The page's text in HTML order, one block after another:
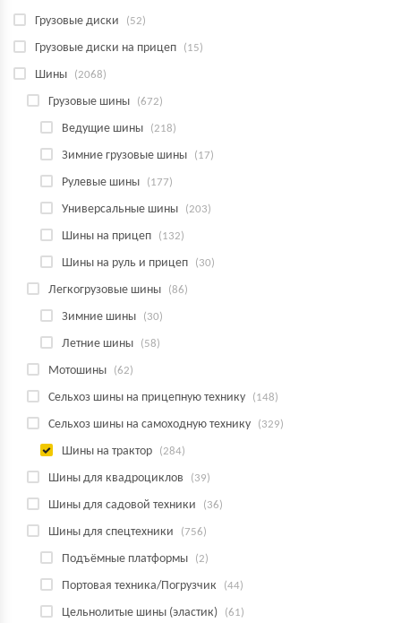
Грузовые диски (52)
Грузовые диски на прицеп (15)
Шины (2068)
Грузовые шины (672)
Ведущие шины (218)
Зимние грузовые шины (17)
Рулевые шины (177)
Универсальные шины (203)
Шины на прицеп (132)
Шины на руль и прицеп (30)
Легкогрузовые шины (86)
Зимние шины (30)
Летние шины (58)
Мотошины (62)
Сельхоз шины на прицепную технику (148)
Сельхоз шины на самоходную технику (329)
Шины на трактор (284)
Шины для квадроциклов (39)
Шины для садовой техники (36)
Шины для спецтехники (756)
Подъёмные платформы (2)
Портовая техника/Погрузчик (44)
Цельнолитые шины (эластик) (61)